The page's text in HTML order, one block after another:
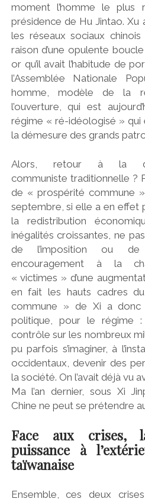
moment l’homme le plus
présidence de Hu Jintao. Xu
les réseaux sociaux
raison d’une opulente
or qu’il avait l’habitude de
l’Assemblée Nationale
homme, modèle de la
l’ouverture, qui est
régime « ré-idéologisé »
la démesure des grands
Alors, retour à la
communiste traditionnelle ?
de « prospérité commune
septembre, si elle a en effet
la redistribution
inégalités croissantes, ne
de l’imposition ou de
encouragement à la
« victimes » d’une
en fait les hauts cadres
commune » de Xi a donc
politique, pour le régime
contrôle sur les nombreux
pu parfois s’imaginer, à
occidentaux, devenir des
la société. On l’avait déjà vu
Ma l’an dernier, sous Xi
Chine ne peut se prétendre
Face aux crises,
puissance à
taïwanaise
Ensemble, ces deux